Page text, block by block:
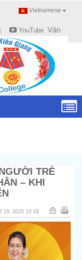
Vietnamese
YouTube Văn
TRẺ
– KHI
19, 2025 10:18